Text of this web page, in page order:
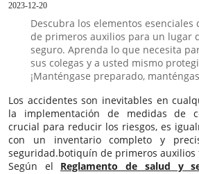
2023-12-20
Descubra los elementos esenciales
de primeros auxilios para un lugar
seguro. Aprenda lo que necesita
sus colegas y a usted mismo
¡Manténgase preparado,
Los accidentes son inevitables en
la implementación de medidas de
crucial para reducir los riesgos, es
con un inventario completo y
seguridad.botiquín de primeros auxilios
Según el Reglamento de salud y